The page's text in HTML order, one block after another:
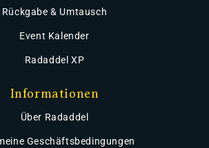
Rückgabe & Umtausch
Event Kalender
Radaddel XP
Informationen
Über Radaddel
Geschäftsbedingungen